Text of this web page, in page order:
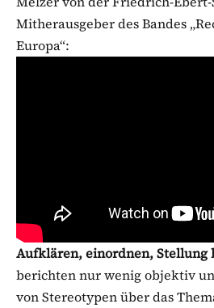
Mitherausgeber des Bandes
Europa“:
Aufklären, einordnen, Stellung
berichten nur wenig objektiv
von Stereotypen über das